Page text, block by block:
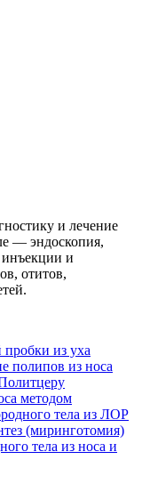
и лечение
— эндоскопия,
и
отитов,
пробки из уха
полипов из носа
методом
тела из ЛОР
(миринготомия)
тела из носа и